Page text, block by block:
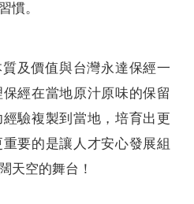
慣。
質及價值與台灣永達保經一
經在當地原汁原味的保留
驗複製到當地，培育出更
要的是讓人才安心發展組
天空的舞台！